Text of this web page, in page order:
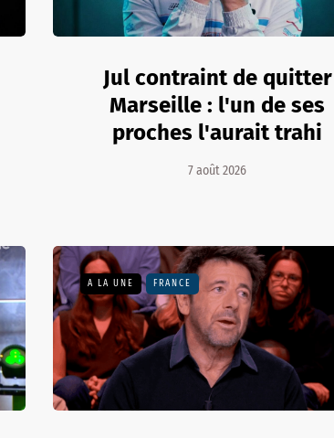
Jul contraint de quitter
Marseille : l'un de ses
proches l'aurait trahi
7 août 2026
A LA UNE FRANCE